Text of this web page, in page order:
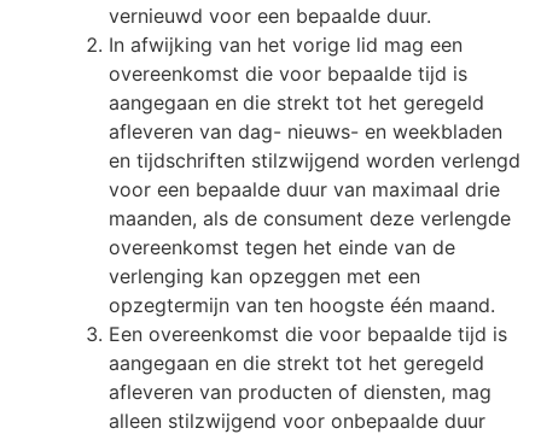
vernieuwd voor een bepaalde duur.
In afwijking van het vorige lid mag een
overeenkomst die voor bepaalde tijd is
aangegaan en die strekt tot het geregeld
afleveren van dag- nieuws- en weekbladen
en tijdschriften stilzwijgend worden verlengd
voor een bepaalde duur van maximaal drie
maanden, als de consument deze verlengde
overeenkomst tegen het einde van de
verlenging kan opzeggen met een
opzegtermijn van ten hoogste één maand.
Een overeenkomst die voor bepaalde tijd is
aangegaan en die strekt tot het geregeld
afleveren van producten of diensten, mag
alleen stilzwijgend voor onbepaalde duur